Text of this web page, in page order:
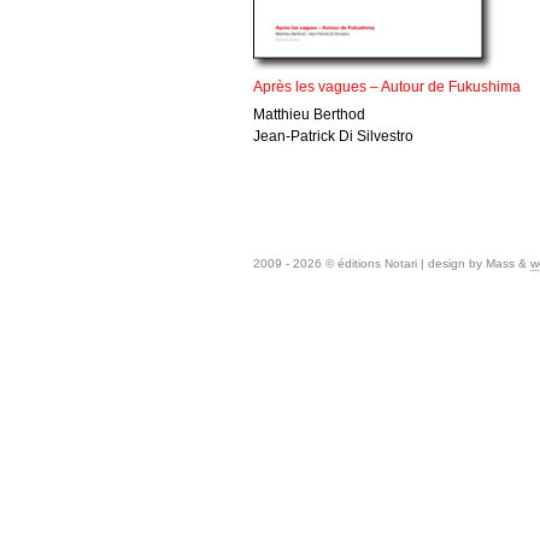
Après les vagues – Autour de Fukushima
Matthieu Berthod
Jean-Patrick Di Silvestro
2009 - 2026 © éditions Notari | design by Mass &